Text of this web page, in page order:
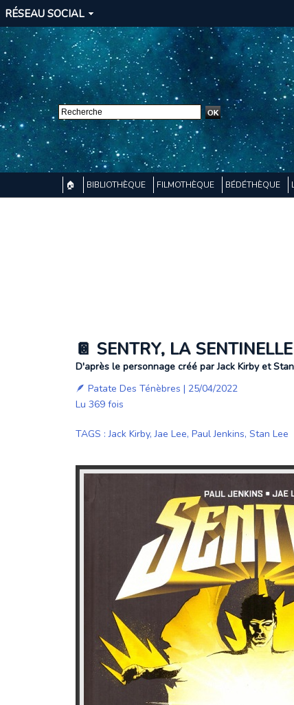
RÉSEAU SOCIAL
🏠 BIBLIOTHÈQUE FILMOTHÈQUE BÉDÉTHÈQUE
📔 SENTRY, LA
D'après le personnage créé par Jack Kirby et
🪶 Patate Des Ténèbres | 25/04/2022
Lu 369 fois
TAGS :Jack Kirby,Jae Lee, Paul Jenkins, Stan Lee